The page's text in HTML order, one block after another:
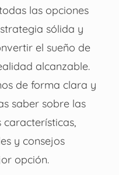
las opciones
sólida y
el sueño de
alcanzable.
de forma clara y
saber sobre las
y consejos
opción.